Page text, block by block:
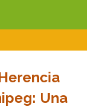
Una